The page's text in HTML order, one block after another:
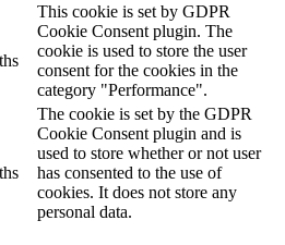
This cookie is set by GDPR
Cookie Consent plugin. The
cookie is used to store the user
consent for the cookies in the
category "Performance".
The cookie is set by the GDPR
Cookie Consent plugin and is
used to store whether or not user
has consented to the use of
cookies. It does not store any
personal data.